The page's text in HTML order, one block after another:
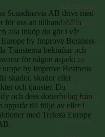
teknologi
Vattentäta
skor &
kängor med
HYPER-
TEX™
Skor &
kängor med
NestFIT
passform
Scandinavia AB drivs med
oss att tillhandahålla
alla inköp du gör i vår
by Improve Business
Tjänsterna bekräftar och
för någon aspekt av
by Improve Business
skador, skador eller
och tjänster. Du
och dess dotterbolag från
uppstår till följd av eller i
med Treksta Europe